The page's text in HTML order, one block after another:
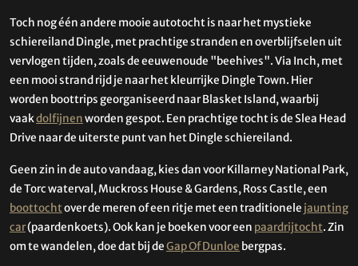
Toch nog één andere mooie autotocht is naar het mystieke
schiereiland Dingle, met prachtige stranden en overblijfselen uit
vervlogen tijden, zoals de eeuwenoude "beehives". Via Inch, met
een mooi strand rijd je naar het kleurrijke Dingle Town. Hier
worden boottrips georganiseerd naar Blasket Island, waarbij
vaakdolfijnenworden gespot. Een prachtige tocht is de Slea Head
Drive naar de uiterste punt van het Dingle schiereiland.
Geen zin in de auto vandaag, kies dan voor Killarney National Park,
de Torc waterval, Muckross House & Gardens, Ross Castle, een
boottochtover de meren of een ritje met een traditionele jaunting
car(paardenkoets). Ook kan je boeken voor een paardrijtocht. Zin
om te wandelen, doe dat bij deGap Of Dunloe bergpas.